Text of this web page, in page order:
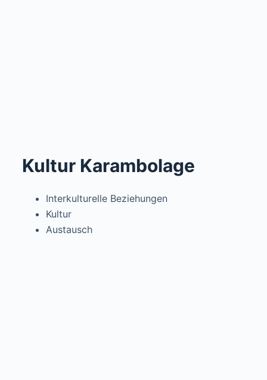
Kultur Karambolage
Interkulturelle Beziehungen
Kultur
Austausch